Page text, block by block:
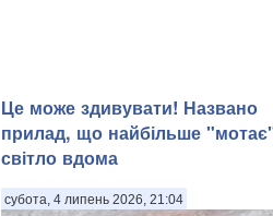
Це може здивувати! Названо
прилад, що найбільше
світло вдома
субота, 4 липень 2026, 21:04